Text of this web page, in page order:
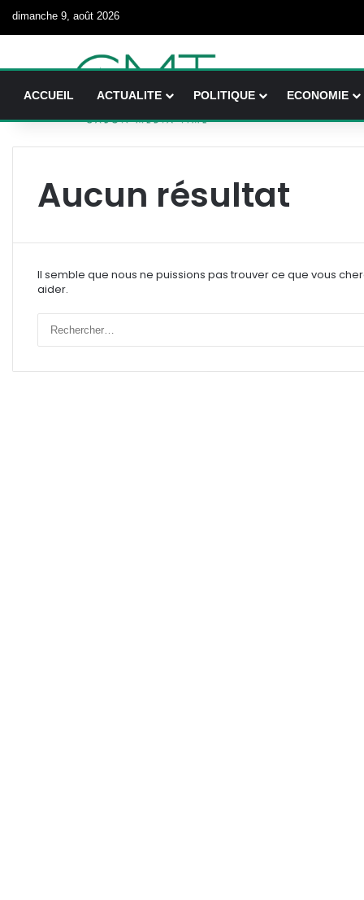
dimanche 9, août 2026
ACCUEIL ACTUALITE POLITIQUE ECONOMIE
Aucun résultat
Il semble que nous ne puissions pas trouver ce que vous
aider.